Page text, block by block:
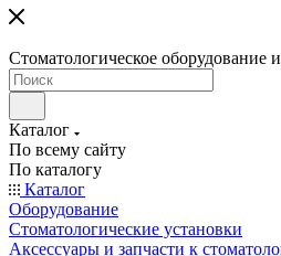
Стоматологическое
Каталог
По всему сайту
По каталогу
Каталог
Оборудование
Стоматологические установки
Аксессуары и запчасти к